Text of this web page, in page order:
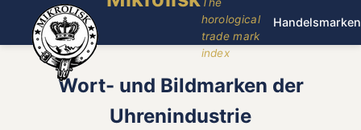
horological
trade mark
index
Handelsmarken
Wort- und Bildmarken der
Uhrenindustrie